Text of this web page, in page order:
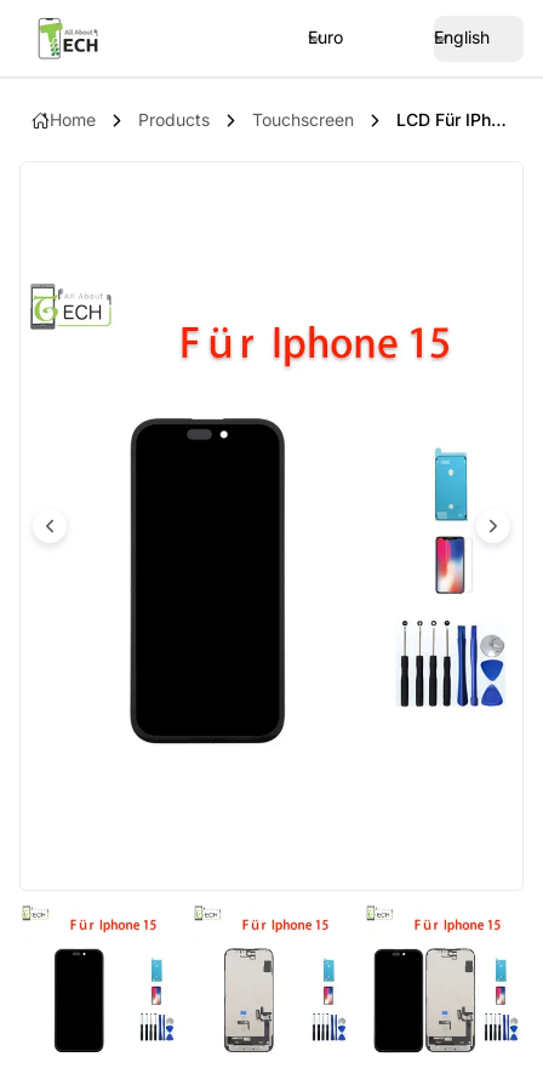
Euro English
Home Products Touchscreen LCD Für IPhone 15 SOFT OLED Display Retina Touchscreen Bildschirm